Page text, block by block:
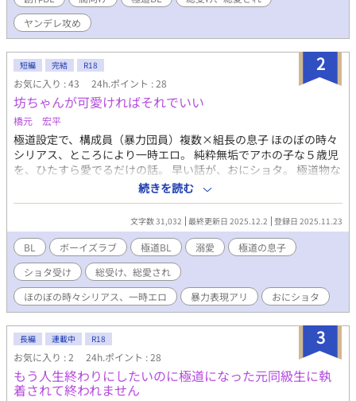
ヤンデレ攻め
2
短編 完結 R18
お気に入り : 43 24h.ポイント : 28
坊ちゃんが可愛ければそれでいい
橋元 宏平
極道設定で、構成員（暴力団員）複数×組長の息子 ほのぼの時々
シリアス、ところにより一時エロ。 純粋無垢でアホの子な５歳児
を、ひたすら愛でるだけの話。 早い話が、おにショタ。 極道物な
ので、極道要素がバンバン出ますし、手も足も出ますし、ちんち
んも出ます。 エロ回には、サブタイトルに分かりやすく 🔞 を付け
ます。 「組長娘と世話係」の影響をモロに受けて書きましたが、
全然違う話です。
続きを読む
文字数 31,032 最終更新日 2025.12.2 登録日 2025.11.23
BL ボーイズラブ 極道BL 溺愛
極道の息子
ショタ受け
総受け、総愛され
ほのぼの時々シリアス、一時エロ
暴力表現アリ おにショタ
3
長編 連載中 R18
お気に入り : 2 24h.ポイント : 28
もう人生終わりにしたいのに極道になった元同級生に執
着されて終われません